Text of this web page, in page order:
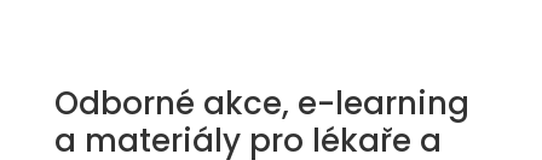
Odborné akce, e-learning
a materiály pro lékaře a